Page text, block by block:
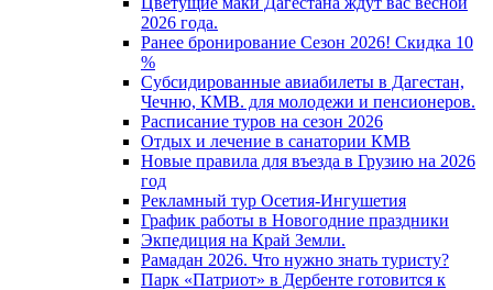
2026 года.
Ранее бронирование Сезон 2026! Скидка 10
%
Субсидированные авиабилеты в Дагестан,
Чечню, КМВ. для молодежи и пенсионеров.
Расписание туров на сезон 2026
Отдых и лечение в санатории КМВ
Новые правила для въезда в Грузию на 2026
год
Рекламный тур Осетия-Ингушетия
График работы в Новогодние праздники
Экпедиция на Край Земли.
Рамадан 2026. Что нужно знать туристу?
Парк «Патриот» в Дербенте готовится к